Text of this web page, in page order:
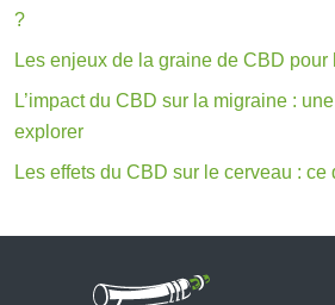
?
Les enjeux de la graine de CBD pour
L’impact du CBD sur la migraine :
explorer
Les effets du CBD sur le cerveau :